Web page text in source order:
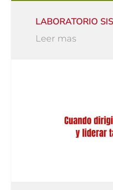
LABORATORIO
Leer mas